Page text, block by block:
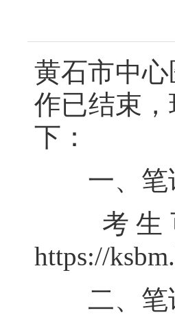
黄石市中
作已结束
下：
一、笔
考生可
https://
二、笔